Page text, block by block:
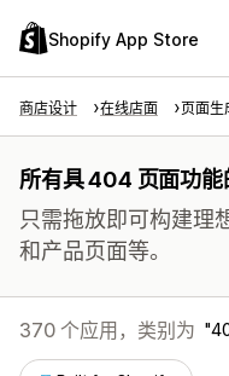
Shopify App Store
商店设计 在线店面 页面生
所有具 404 页面功能
只需拖放即可构建理
和产品页面等。
370 个应用，类别为